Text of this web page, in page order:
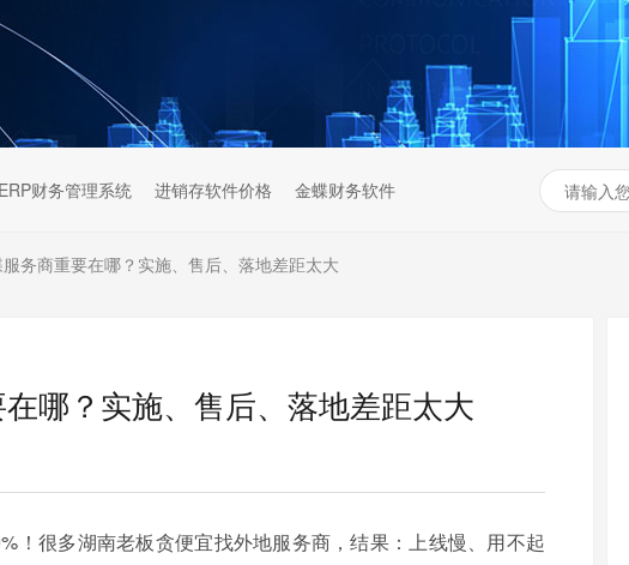
财务管理系统 进销存软件价格 金蝶财务软件
务商重要在哪？实施、售后、落地差距太大
哪？实施、售后、落地差距太大
！很多湖南老板贪便宜找外地服务商，结果：上线慢、用不起